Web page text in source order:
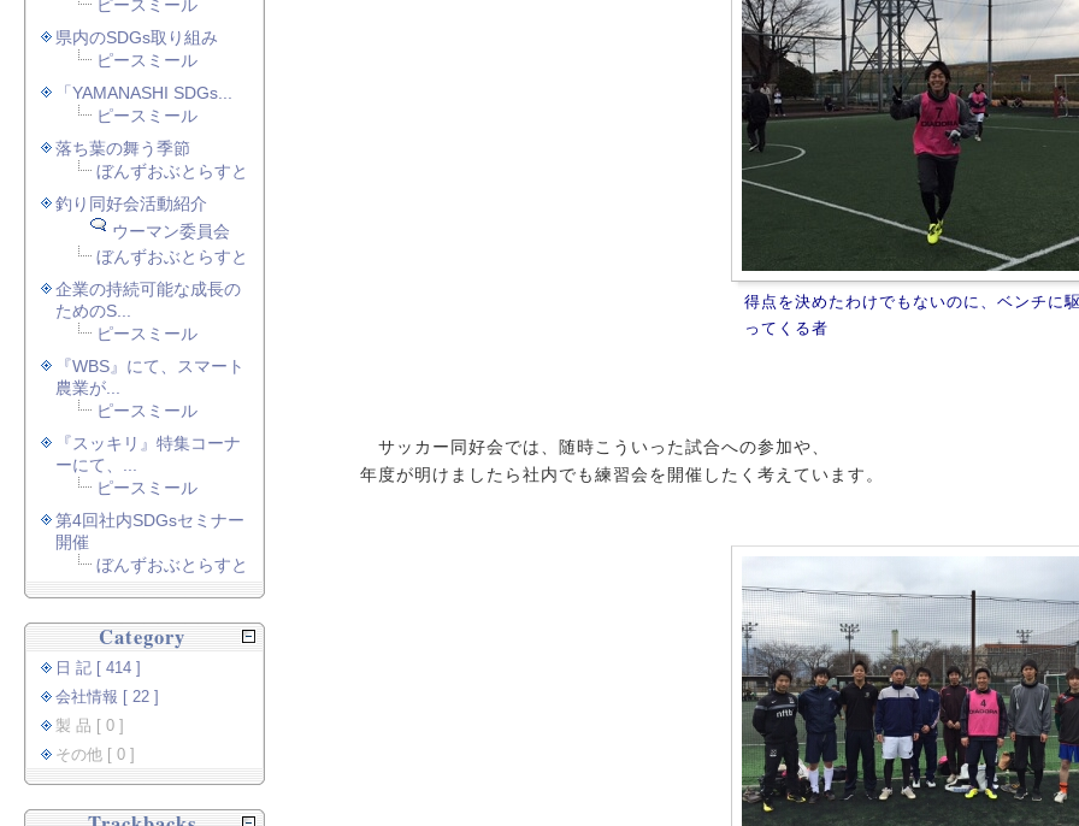
得点を決めたわけでもないのに、ベンチに
ってくる者
サッカー同好会では、随時こういった試合への参加や、
年度が明けましたら社内でも練習会を開催したく考えています。
ピースミール
県内のSDGs取り組み
ピースミール
「YAMANASHI SDGs...
ピースミール
落ち葉の舞う季節
ぼんずおぶとらすと
釣り同好会活動紹介
ウーマン委員会
ぼんずおぶとらすと
企業の持続可能な成長の
ためのS...
ピースミール
『WBS』にて、スマート
農業が...
ピースミール
『スッキリ』特集コーナ
ーにて、...
ピースミール
第4回社内SDGsセミナー
開催
ぼんずおぶとらすと
Category
日 記 [ 414 ]
会社情報 [ 22 ]
製 品 [ 0 ]
その他 [ 0 ]